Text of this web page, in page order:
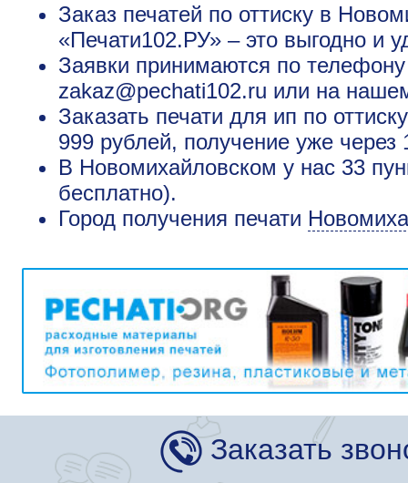
Заказ печатей по оттиску в
«Печати102.РУ» – это выгодно и
Заявки принимаются по
zakaz@pechati102.ru или на
Заказать печати для ип по
999 рублей, получение уже через
В Новомихайловском у нас 33
бесплатно).
Город получения печати
Заказать